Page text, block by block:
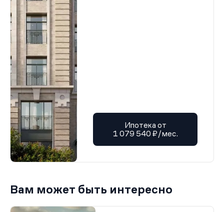
Ипотека от
1 079 540 ₽/мес.
Вам может быть интересно